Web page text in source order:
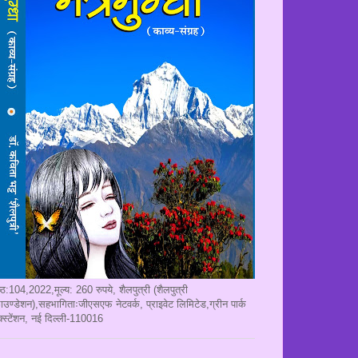
260 रुपये, शैलपुत्री (शैलपुत्री
नेटवर्क, प्राइवेट लिमिटेड,ग्रीन पार्क
नई दिल्ली-110016